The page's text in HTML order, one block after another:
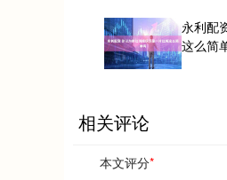
永利配
这么简
相关评论
本文评分*